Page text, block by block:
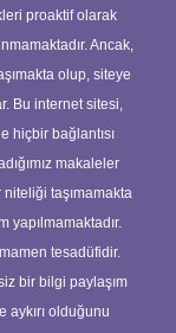
proaktif olarak
Ancak,
olup, siteye
Bu internet sitesi,
hiçbir bağlantısı
makaleler
taşımamakta
yapılmamaktadır.
tesadüfidir.
bir bilgi paylaşım
olduğunu